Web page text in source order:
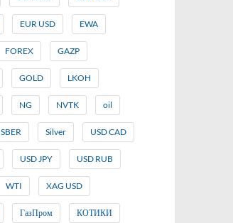
EUR USD EWA
FOREX GAZP
GOLD LKOH
NG NVTK oil
SBER Silver USD CAD
USD JPY USD RUB
WTI XAG USD
ГазПром КОТИКИ